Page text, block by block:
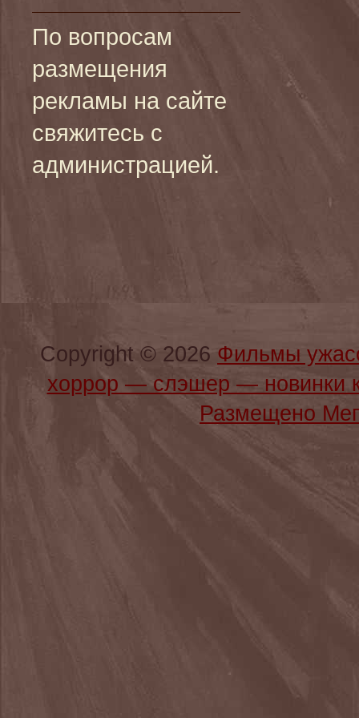
По вопросам
размещения
рекламы на сайте
свяжитесь с
администрацией.
Copyright © 2026 Фильмы
хоррор — слэшер —
Размещено